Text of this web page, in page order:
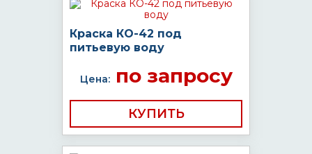
Краска КО-42 под
питьевую воду
Цена:по запросу
КУПИТЬ